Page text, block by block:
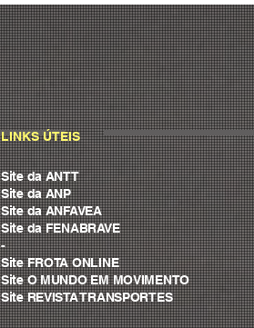
principais mudanças para
2026
LINKS ÚTEIS
Site da ANTT
Site da ANP
Site da ANFAVEA
Site da FENABRAVE
-
Site FROTA ONLINE
Site O MUNDO EM MOVIMENTO
Site REVISTA TRANSPORTES